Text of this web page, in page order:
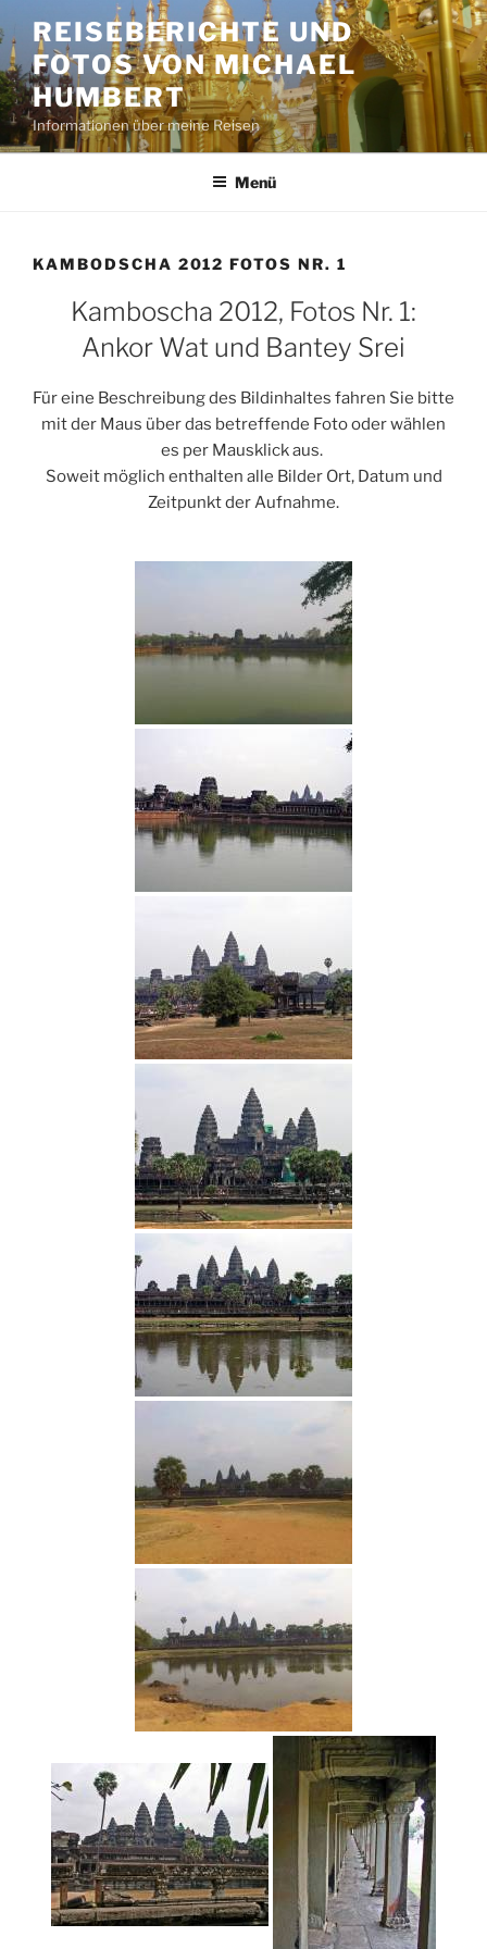
Inhalt
springen
REISEBERICHTE UND
FOTOS VON MICHAEL
HUMBERT
Informationen über meine Reisen
Menü
KAMBODSCHA 2012 FOTOS NR. 1
Kamboscha 2012, Fotos Nr. 1:
Ankor Wat und Bantey Srei
Für eine Beschreibung des Bildinhaltes fahren Sie bitte
mit der Maus über das betreffende Foto oder wählen
es per Mausklick aus.
Soweit möglich enthalten alle Bilder Ort, Datum und
Zeitpunkt der Aufnahme.